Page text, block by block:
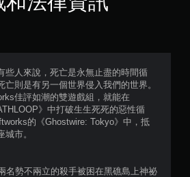
些人來說，死亡是永無止盡的時間循
亡則是有另一個世界侵入我們的世界。
佳評如潮的雙遊戲組，就能在
》中打破生生死死的惡性循
的《Ghostwire: Tokyo》中，抵
市。
名勢不兩立的殺手被困在黑礁島上神祕